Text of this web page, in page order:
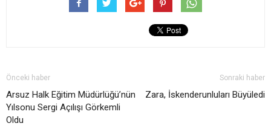
Önceki haber
Arsuz Halk Eğitim Müdürlüğü’nün
Yılsonu Sergi Açılışı Görkemli
Oldu
Sonraki haber
Zara, İskenderunluları Büyüledi